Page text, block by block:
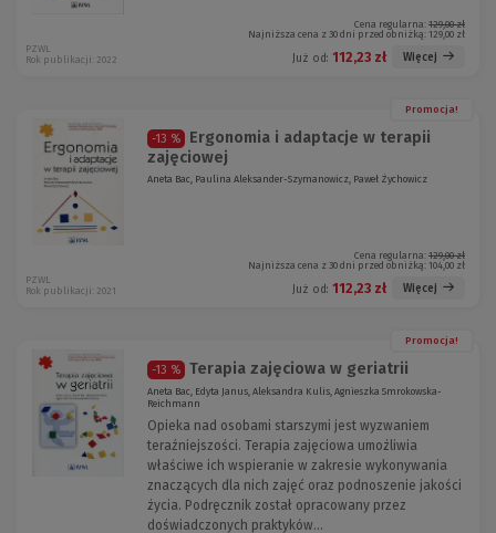
Cena regularna: 129,00 zł
Najniższa cena z 30 dni przed obniżką: 129,00 zł
Już od: 112,23 zł Więcej
PZWL
Rok publikacji: 2022
Promocja!
-13 %
Ergonomia i adaptacje w terapii
zajęciowej
Aneta Bac, Paulina Aleksander-Szymanowicz, Paweł Żychowicz
Cena regularna: 129,00 zł
Najniższa cena z 30 dni przed obniżką: 104,00 zł
Już od: 112,23 zł Więcej
PZWL
Rok publikacji: 2021
Promocja!
-13 % Terapia zajęciowa w geriatrii
Aneta Bac, Edyta Janus, Aleksandra Kulis, Agnieszka Smrokowska-
Reichmann
Opieka nad osobami starszymi jest wyzwaniem
teraźniejszości. Terapia zajęciowa umożliwia
właściwe ich wspieranie w zakresie wykonywania
znaczących dla nich zajęć oraz podnoszenie jakości
życia. Podręcznik został opracowany przez
doświadczonych praktyków...